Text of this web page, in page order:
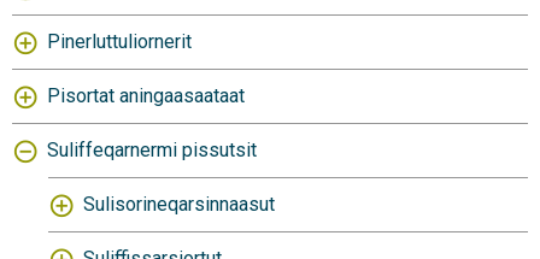
Pinerluttuliornerit
Pisortat aningaasaataat
Suliffeqarnermi pissutsit
Sulisorineqarsinnaasut